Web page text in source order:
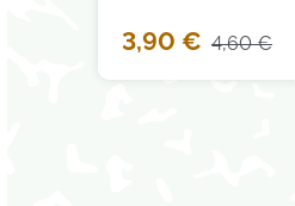
3,90 € 4,60 €